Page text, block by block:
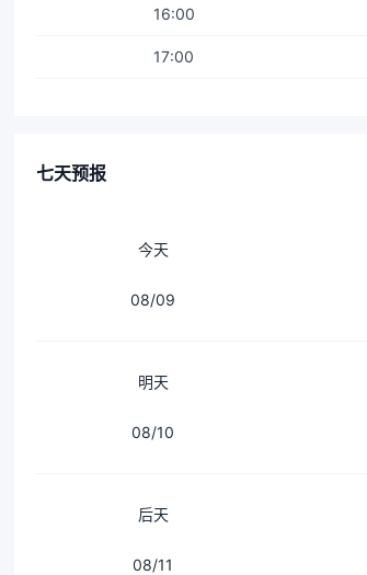
16:00
17:00
七天预报
今天
08/09
明天
08/10
后天
08/11